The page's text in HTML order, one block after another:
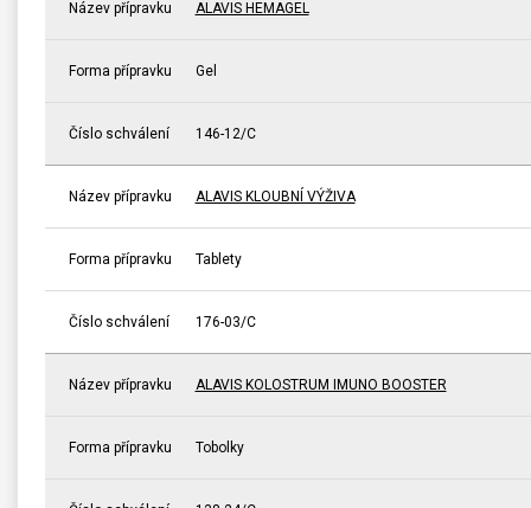
Název přípravku ALAVIS HEMAGEL
Forma přípravku Gel
Číslo schválení 146-12/C
Název přípravku ALAVIS KLOUBNÍ VÝŽIVA
Forma přípravku Tablety
Číslo schválení 176-03/C
Název přípravku ALAVIS KOLOSTRUM IMUNO BOOSTER
Forma přípravku Tobolky